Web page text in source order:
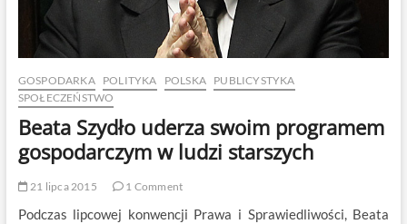
GOSPODARKA POLITYKA POLSKA
PUBLICYSTYKA
SPOŁECZEŃSTWO
Beata Szydło uderza swoim programem
gospodarczym w ludzi starszych
21 lipca 2015 1 Comment
Podczas lipcowej konwencji Prawa i Sprawiedliwości, Beata